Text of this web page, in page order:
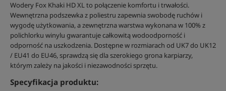
Wodery Fox Khaki HD XL to połączenie komfortu i trwałości.
Wewnętrzna podszewka z poliestru zapewnia swobodę ruchów i
wygodę użytkowania, a zewnętrzna warstwa wykonana w 100% z
polichlorku winylu gwarantuje całkowitą wodoodporność i
odporność na uszkodzenia. Dostępne w rozmiarach od UK7 do UK12
/ EU41 do EU46, sprawdzą się dla szerokiego grona karpiarzy,
którym zależy na jakości i niezawodności sprzętu.
Specyfikacja produktu: